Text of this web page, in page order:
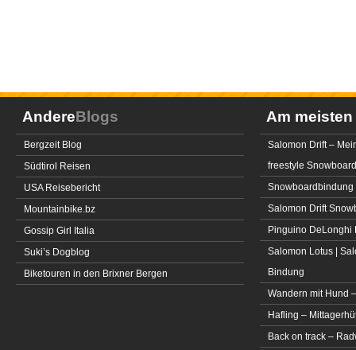
AndereBlogs
Bergzeit Blog
Südtirol Reisen
USA Reisebericht
Mountainbike.bz
Gossip Girl Italia
Suki’s Dogblog
Biketouren in den Brixner Bergen
Am meisten
Salomon Drift –
freestyle Snowboard
Snowboardbindung
Salomon Drift
Pinguino DeLonghi
Salomon Lotus |
Bindung
Wandern mit Hund
Hafling –
Back on track –